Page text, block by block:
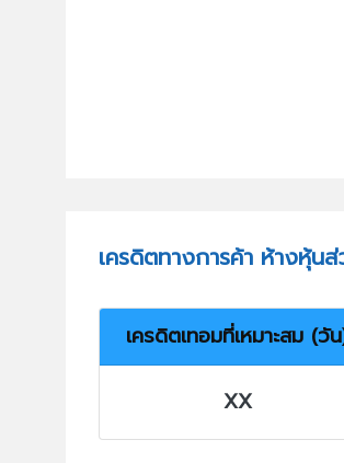
เครดิตทางการค้า ห้างหุ้
เครดิตเทอมที่เหมาะสม (วั
XX